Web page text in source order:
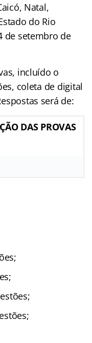
Natal,
do Rio
de setembro de
incluído o
coleta de digital
será de:
DAS PROVAS